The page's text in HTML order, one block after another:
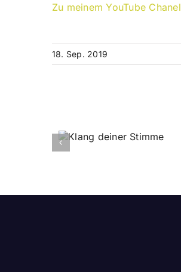
Zu meinem YouTube Chanel
18. Sep. 2019